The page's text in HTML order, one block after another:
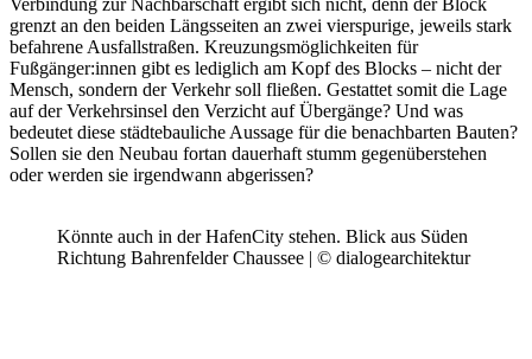
Verbindung zur Nachbarschaft ergibt sich nicht, denn der Block
grenzt an den beiden Längsseiten an zwei vierspurige, jeweils stark
befahrene Ausfallstraßen. Kreuzungsmöglichkeiten für
Fußgänger:innen gibt es lediglich am Kopf des Blocks – nicht der
Mensch, sondern der Verkehr soll fließen. Gestattet somit die Lage
auf der Verkehrsinsel den Verzicht auf Übergänge? Und was
bedeutet diese städtebauliche Aussage für die benachbarten Bauten?
Sollen sie den Neubau fortan dauerhaft stumm gegenüberstehen
oder werden sie irgendwann abgerissen?
Könnte auch in der HafenCity stehen. Blick aus Süden
Richtung Bahrenfelder Chaussee | © dialogearchitektur